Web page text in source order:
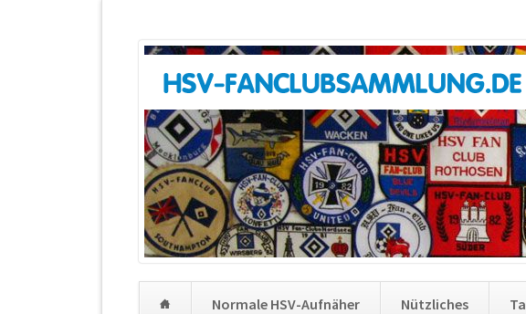
Normale HSV-Aufnäher Nützliches